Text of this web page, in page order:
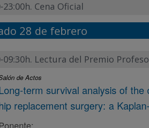
23:00h. Cena Oficial
28 de febrero
09:30h. Lectura del Premio
de Actos
term survival analysis of
replacement surgery: a